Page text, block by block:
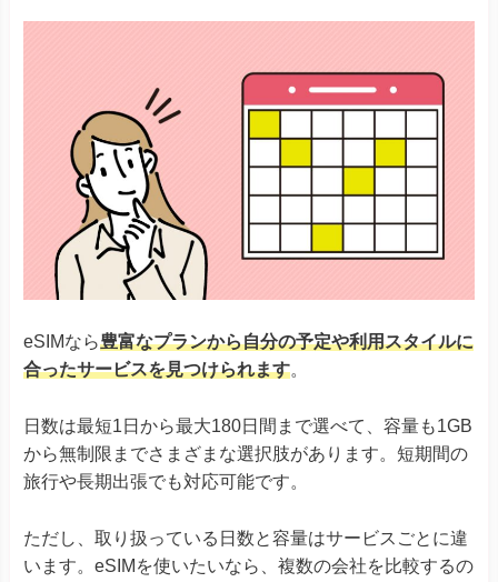
eSIMなら豊富なプランから自分の予定や利用スタイルに
合ったサービスを見つけられます。
日数は最短1日から最大180日間まで選べて、容量も1GB
から無制限までさまざまな選択肢があります。短期間の
旅行や長期出張でも対応可能です。
ただし、取り扱っている日数と容量はサービスごとに違
います。eSIMを使いたいなら、複数の会社を比較するの